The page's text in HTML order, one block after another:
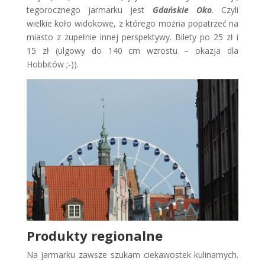
tegorocznego jarmarku jest Gdańskie Oko. Czyli
wielkie koło widokowe, z którego można popatrzeć na
miasto z zupełnie innej perspektywy. Bilety po 25 zł i
15 zł (ulgowy do 140 cm wzrostu – okazja dla
Hobbitów ;-)).
Produkty regionalne
Na jarmarku zawsze szukam ciekawostek kulinarnych.